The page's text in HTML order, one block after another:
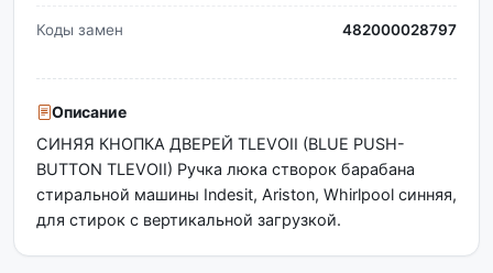
Коды замен 482000028797
Описание
СИНЯЯ КНОПКА ДВЕРЕЙ TLEVOII (BLUE PUSH-
BUTTON TLEVOII) Ручка люка створок барабана
стиральной машины Indesit, Ariston, Whirlpool синняя,
для стирок с вертикальной загрузкой.